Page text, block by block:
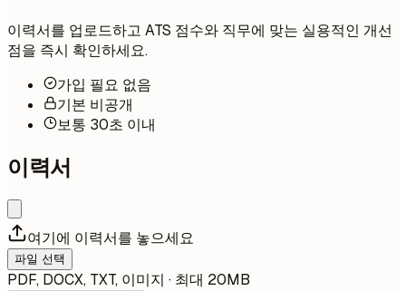
이력서를 업로드하고 ATS 점수와 직무에 맞는 실용적인 개선
점을 즉시 확인하세요.
가입 필요 없음
기본 비공개
보통 30초 이내
이력서
여기에 이력서를 놓으세요
파일 선택
PDF, DOCX, TXT, 이미지 · 최대 20MB